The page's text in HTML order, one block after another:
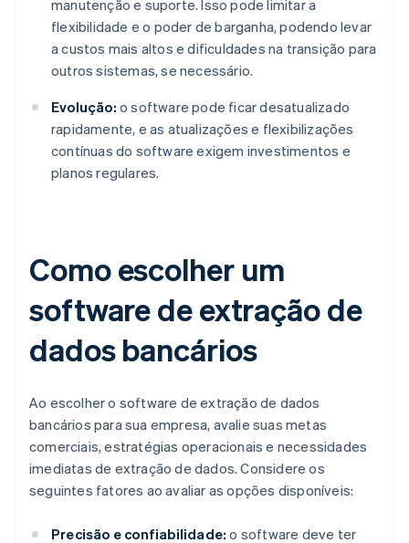
manutenção e suporte. Isso pode limitar a
flexibilidade e o poder de barganha, podendo levar
a custos mais altos e dificuldades na transição para
outros sistemas, se necessário.
Evolução: o software pode ficar desatualizado
rapidamente, e as atualizações e flexibilizações
contínuas do software exigem investimentos e
planos regulares.
Como escolher um
software de extração de
dados bancários
Ao escolher o software de extração de dados
bancários para sua empresa, avalie suas metas
comerciais, estratégias operacionais e necessidades
imediatas de extração de dados. Considere os
seguintes fatores ao avaliar as opções disponíveis:
Precisão e confiabilidade: o software deve ter